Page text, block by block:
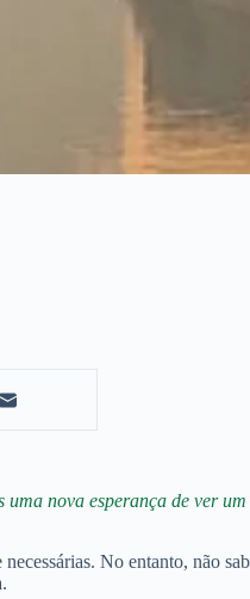
nova esperança de ver
No entanto, não